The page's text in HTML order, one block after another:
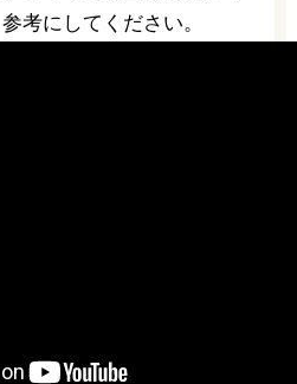
考にしてください。